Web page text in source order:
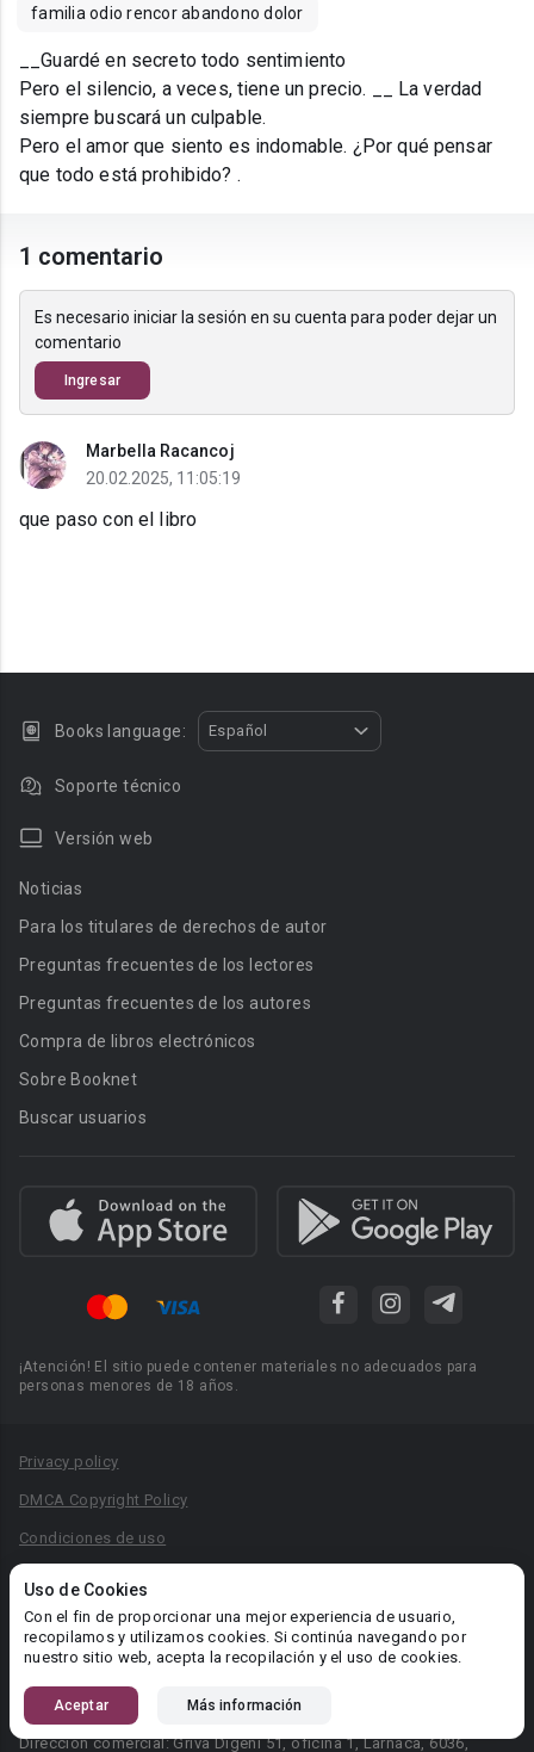
familia odio rencor abandono dolor
__Guardé en secreto todo sentimiento
Pero el silencio, a veces, tiene un precio. __ La verdad
siempre buscará un culpable.
Pero el amor que siento es indomable. ¿Por qué pensar
que todo está prohibido? .
1 comentario
Es necesario iniciar la sesión en su cuenta para poder dejar un
comentario
Ingresar
Marbella Racancoj
20.02.2025, 11:05:19
que paso con el libro
Uso de Cookies
Con el fin de proporcionar una mejor experiencia de usuario,
recopilamos y utilizamos cookies. Si continúa navegando por
nuestro sitio web, acepta la recopilación y el uso de cookies.
Aceptar Más información
Books language: Español
Soporte técnico
Versión web
Noticias
Para los titulares de derechos de autor
Preguntas frecuentes de los lectores
Preguntas frecuentes de los autores
Compra de libros electrónicos
Sobre Booknet
Buscar usuarios
¡Atención! El sitio puede contener materiales no adecuados para
personas menores de 18 años.
Privacy policy
DMCA Copyright Policy
Condiciones de uso
Reglas para la publicación de libros
Área RR.PP.: pr@booknet.com
© 2026 Booknet. Todos los derechos reservados.
Dirección comercial: Griva Digeni 51, oficina 1, Larnaca, 6036,